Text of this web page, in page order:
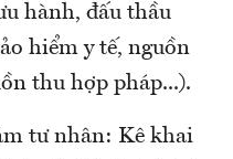
hành, đấu thầu
hiểm y tế, nguồn
thu hợp pháp...).
tư nhân: Kê khai